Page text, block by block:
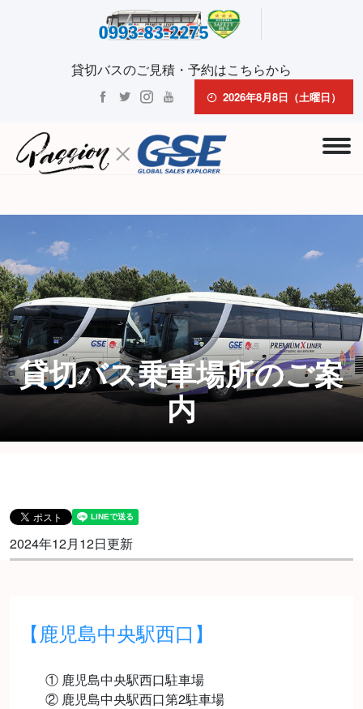
貸切バスのご見積・予約はこちらから
2026年8月8日（土曜日）
貸切バス乗車場所のご案
内
2024年12月12日更新
【鹿児島中央駅西口】
① 鹿児島中央駅西口駐車場
② 鹿児島中央駅西口第2駐車場